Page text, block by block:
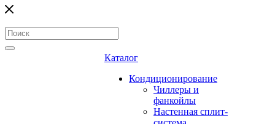
Каталог
Кондиционирование
Чиллеры и
фанкойлы
Настенная сплит-